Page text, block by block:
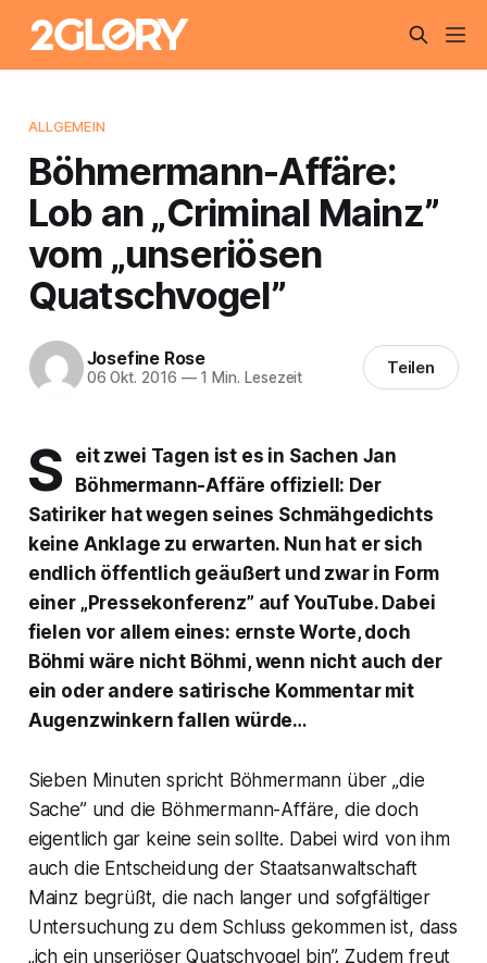
ALLGEMEIN
Böhmermann-Affäre:
Lob an „Criminal Mainz”
vom „unseriösen
Quatschvogel”
Josefine Rose
06 Okt. 2016 —1 Min. Lesezeit Teilen
S
eit zwei Tagen ist es in Sachen Jan
Böhmermann-Affäre offiziell: Der
Satiriker hat wegen seines Schmähgedichts
keine Anklage zu erwarten. Nun hat er sich
endlich öffentlich geäußert und zwar in Form
einer „Pressekonferenz” auf YouTube. Dabei
fielen vor allem eines: ernste Worte, doch
Böhmi wäre nicht Böhmi, wenn nicht auch der
ein oder andere satirische Kommentar mit
Augenzwinkern fallen würde…
Sieben Minuten spricht Böhmermann über „die
Sache” und die Böhmermann-Affäre, die doch
eigentlich gar keine sein sollte. Dabei wird von ihm
auch die Entscheidung der Staatsanwaltschaft
Mainz begrüßt, die nach langer und sofgfältiger
Untersuchung zu dem Schluss gekommen ist, dass
„ich ein unseriöser Quatschvogel bin”. Zudem freut